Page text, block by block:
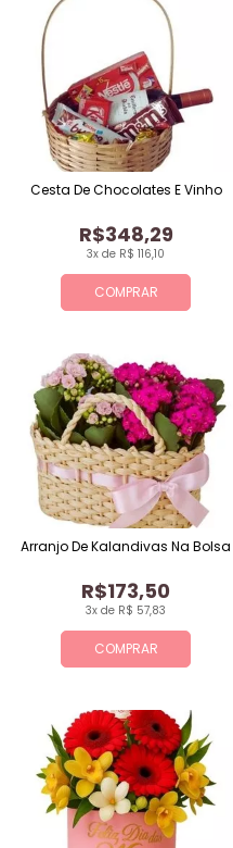
COMPRAR
3x de R$ 116,10
R$348,29
Cesta De Chocolates E Vinho
COMPRAR
3x de R$ 57,83
R$173,50
Arranjo De Kalandivas Na Bolsa